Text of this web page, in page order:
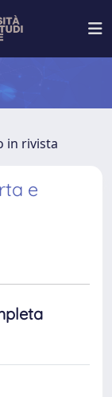
in rivista
e